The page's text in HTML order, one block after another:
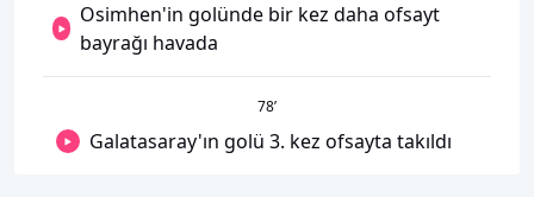
Osimhen'in golünde bir kez daha ofsayt
bayrağı havada
78’
Galatasaray'ın golü 3. kez ofsayta takıldı